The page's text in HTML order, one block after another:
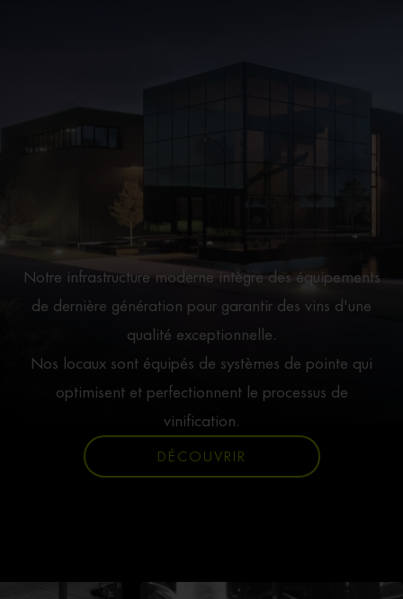
Notre infrastructure moderne intègre des équipements
de dernière génération pour garantir des vins d'une
qualité exceptionnelle.
Nos locaux sont équipés de systèmes de pointe qui
optimisent et perfectionnent le processus de
vinification.
DÉCOUVRIR